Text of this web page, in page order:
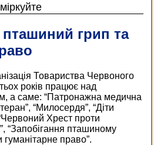
пташиний грип та
Товариства Червоного
років працює над
а саме: “Патронажна медична
“Милосердя”, “Діти
Хрест проти
“Запобігання пташиному
гуманітарне право”.